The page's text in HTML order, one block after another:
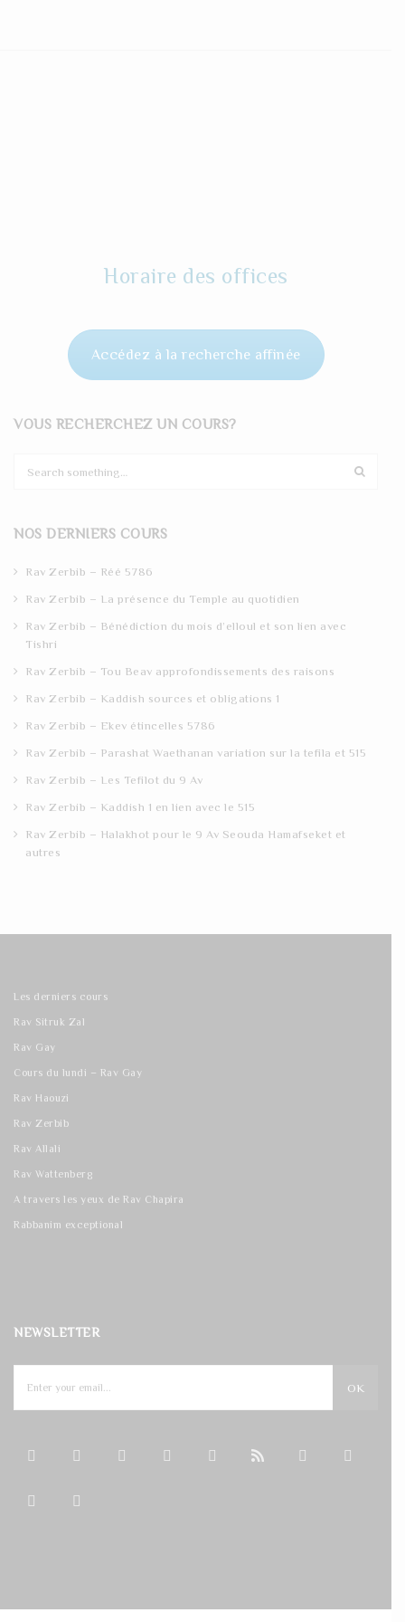
Horaire des offices
Accédez à la recherche affinée
VOUS RECHERCHEZ UN COURS?
c
NOS DERNIERS COURS
Rav Zerbib – Réé 5786
Rav Zerbib – La présence du Temple au quotidien
Rav Zerbib – Bénédiction du mois d’elloul et son lien avec
Tishri
Rav Zerbib – Tou Beav approfondissements des raisons
Rav Zerbib – Kaddish sources et obligations 1
Rav Zerbib – Ekev étincelles 5786
Rav Zerbib – Parashat Waethanan variation sur la tefila et 515
Rav Zerbib – Les Tefilot du 9 Av
Rav Zerbib – Kaddish 1 en lien avec le 515
Rav Zerbib – Halakhot pour le 9 Av Seouda Hamafseket et
autres
Les derniers cours
Rav Sitruk Zal
Rav Gay
Cours du lundi – Rav Gay
Rav Haouzi
Rav Zerbib
Rav Allali
Rav Wattenberg
A travers les yeux de Rav Chapira
Rabbanim exceptional
NEWSLETTER
OK